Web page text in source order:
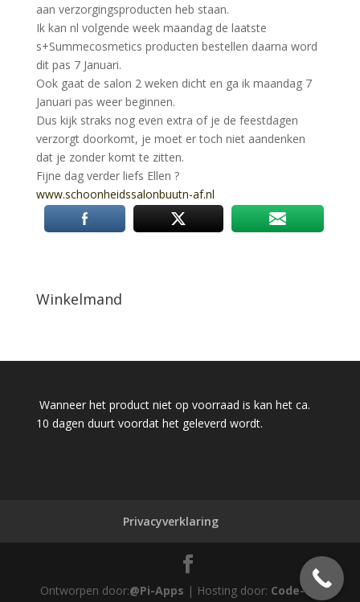
aan verzorgingsproducten heb staan.
Ik kan nl volgende week maandag de laatste
s+Summecosmetics producten bestellen daarna word
dit pas 7 Januari.
Ook gaat de salon 2 weken dicht en ga ik maandag 7
Januari pas weer beginnen.
Dus kijk straks nog even extra of je de feestdagen
verzorgt doorkomt, je moet er toch niet aandenken
dat je zonder komt te zitten.
Fijne dag verder liefs Ellen ?
www.schoonheidssalonbuutn-af.nl
Winkelmand
Wanneer het product niet op voorraad is kan het ca.
10 dagen duurt voordat het geleverd wordt.
Privacyverklaring
Ontworpen door:@Pi-Apps | Hosting door: Code-Up